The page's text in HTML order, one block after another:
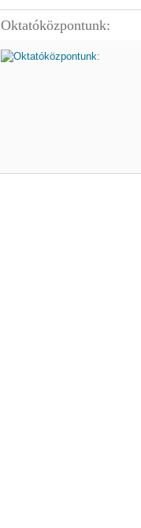
Oktatóközpontunk: